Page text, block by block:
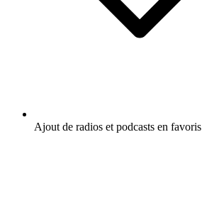
Ajout de radios et podcasts en favoris